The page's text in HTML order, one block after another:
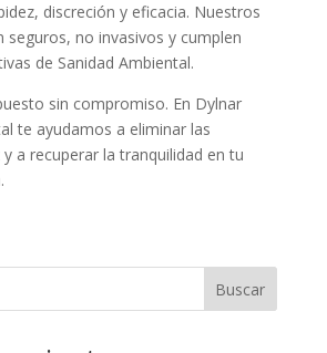
discreción y eficacia. Nuestros
no invasivos y cumplen
de Sanidad Ambiental.
sin compromiso. En Dylnar
te ayudamos a eliminar las
a recuperar la tranquilidad en tu
Buscar